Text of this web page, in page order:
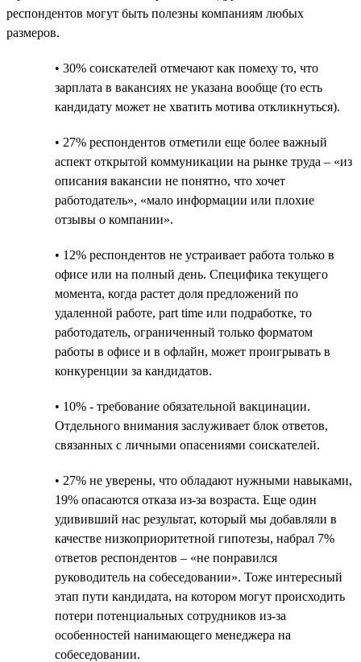
респондентов могут быть полезны компаниям любых
размеров.
• 30% соискателей отмечают как помеху то, что
зарплата в вакансиях не указана вообще (то есть
кандидату может не хватить мотива откликнуться).
• 27% респондентов отметили еще более важный
аспект открытой коммуникации на рынке труда – «из
описания вакансии не понятно, что хочет
работодатель», «мало информации или плохие
отзывы о компании».
• 12% респондентов не устраивает работа только в
офисе или на полный день. Специфика текущего
момента, когда растет доля предложений по
удаленной работе, part time или подработке, то
работодатель, ограниченный только форматом
работы в офисе и в офлайн, может проигрывать в
конкуренции за кандидатов.
• 10% - требование обязательной вакцинации.
Отдельного внимания заслуживает блок ответов,
связанных с личными опасениями соискателей.
• 27% не уверены, что обладают нужными навыками,
19% опасаются отказа из-за возраста. Еще один
удививший нас результат, который мы добавляли в
качестве низкоприоритетной гипотезы, набрал 7%
ответов респондентов – «не понравился
руководитель на собеседовании». Тоже интересный
этап пути кандидата, на котором могут происходить
потери потенциальных сотрудников из-за
особенностей нанимающего менеджера на
собеседовании.